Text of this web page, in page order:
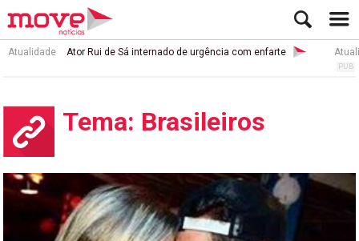
Atualidade Ator Rui de Sá internado de urgência com enfarte
Tema: Brasileiros